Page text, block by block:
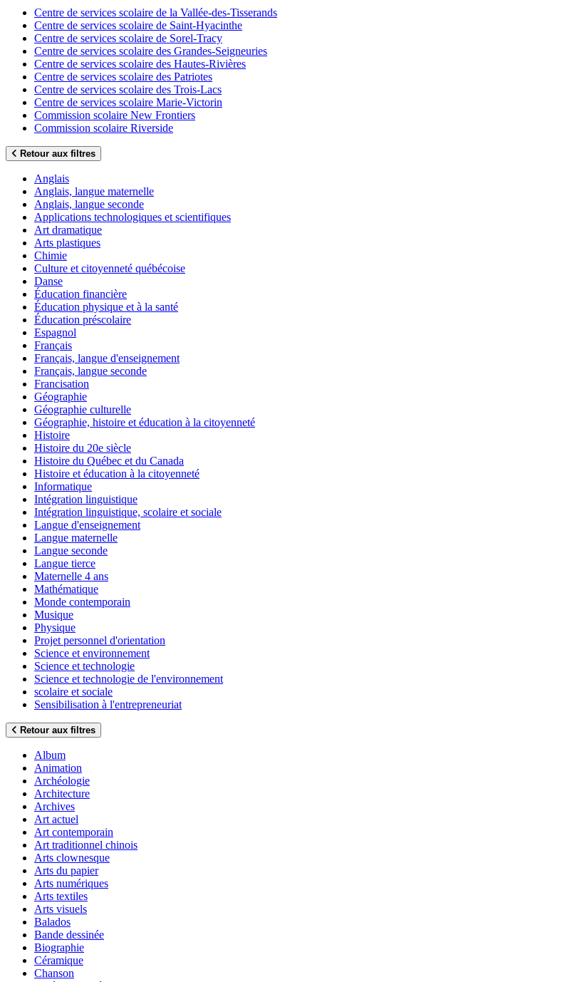
Centre de services scolaire de la Vallée-des-Tisserands
Centre de services scolaire de Saint-Hyacinthe
Centre de services scolaire de Sorel-Tracy
Centre de services scolaire des Grandes-Seigneuries
Centre de services scolaire des Hautes-Rivières
Centre de services scolaire des Patriotes
Centre de services scolaire des Trois-Lacs
Centre de services scolaire Marie-Victorin
Commission scolaire New Frontiers
Commission scolaire Riverside
Retour aux filtres
Anglais
Anglais, langue maternelle
Anglais, langue seconde
Applications technologiques et scientifiques
Art dramatique
Arts plastiques
Chimie
Culture et citoyenneté québécoise
Danse
Éducation financière
Éducation physique et à la santé
Éducation préscolaire
Espagnol
Français
Français, langue d'enseignement
Français, langue seconde
Francisation
Géographie
Géographie culturelle
Géographie, histoire et éducation à la citoyenneté
Histoire
Histoire du 20e siècle
Histoire du Québec et du Canada
Histoire et éducation à la citoyenneté
Informatique
Intégration linguistique
Intégration linguistique, scolaire et sociale
Langue d'enseignement
Langue maternelle
Langue seconde
Langue tierce
Maternelle 4 ans
Mathématique
Monde contemporain
Musique
Physique
Projet personnel d'orientation
Science et environnement
Science et technologie
Science et technologie de l'environnement
scolaire et sociale
Sensibilisation à l'entrepreneuriat
Retour aux filtres
Album
Animation
Archéologie
Architecture
Archives
Art actuel
Art contemporain
Art traditionnel chinois
Arts clownesque
Arts du papier
Arts numériques
Arts textiles
Arts visuels
Balados
Bande dessinée
Biographie
Céramique
Chanson